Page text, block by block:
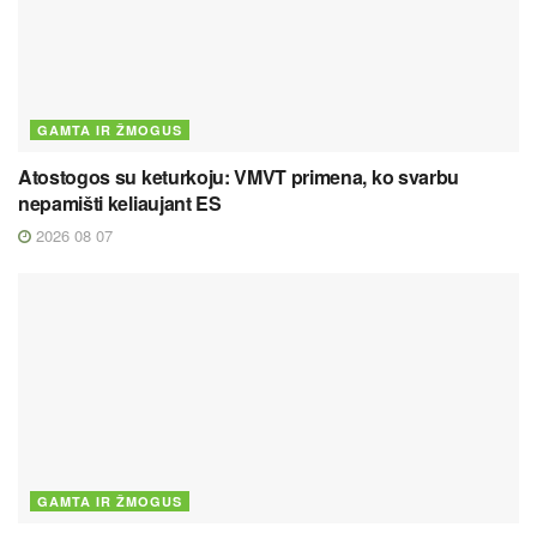
GAMTA IR ŽMOGUS
Atostogos su keturkoju: VMVT primena, ko svarbu
nepamišti keliaujant ES
2026 08 07
GAMTA IR ŽMOGUS